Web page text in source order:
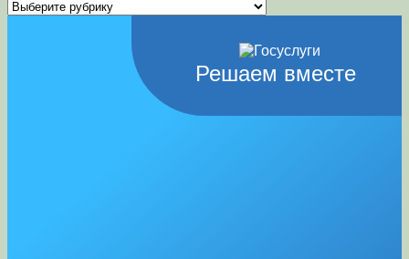
Рубрики
Решаем вместе